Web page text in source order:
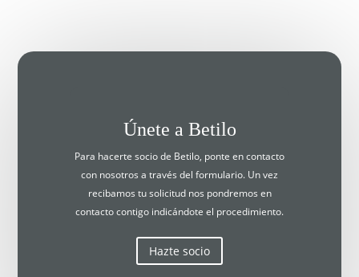
Únete a Betilo
Para hacerte socio de Betilo, ponte en contacto
con nosotros a través del formulario. Un vez
recibamos tu solicitud nos pondremos en
contacto contigo indicándote el procedimiento.
Hazte socio